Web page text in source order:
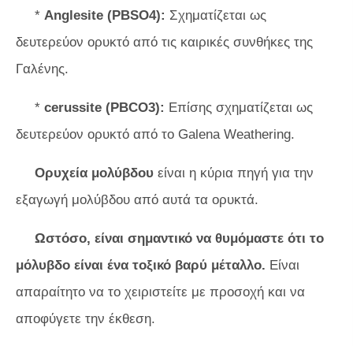
* Anglesite (PBSO4): Σχηματίζεται ως
δευτερεύον ορυκτό από τις καιρικές συνθήκες της
Γαλένης.
* cerussite (PBCO3): Επίσης σχηματίζεται ως
δευτερεύον ορυκτό από το Galena Weathering.
Ορυχεία μολύβδου είναι η κύρια πηγή για την
εξαγωγή μολύβδου από αυτά τα ορυκτά.
Ωστόσο, είναι σημαντικό να θυμόμαστε ότι το
μόλυβδο είναι ένα τοξικό βαρύ μέταλλο. Είναι
απαραίτητο να το χειριστείτε με προσοχή και να
αποφύγετε την έκθεση.